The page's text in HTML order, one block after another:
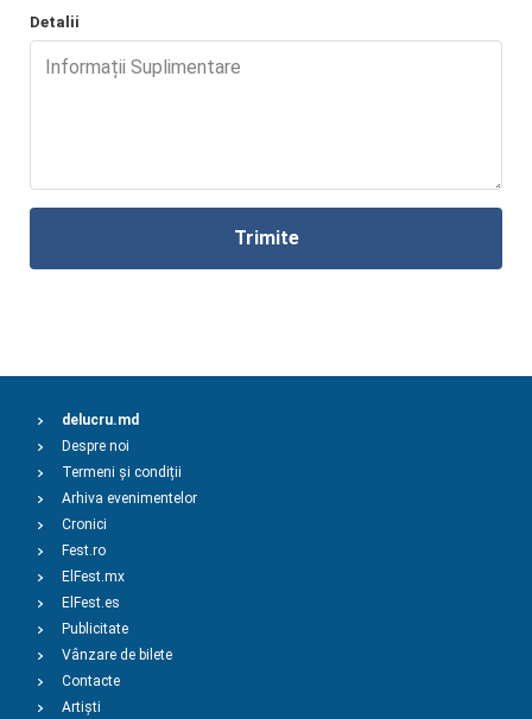
Detalii
Trimite
delucru.md
Despre noi
Termeni și condiții
Arhiva evenimentelor
Cronici
Fest.ro
ElFest.mx
ElFest.es
Publicitate
Vânzare de bilete
Contacte
Artiști